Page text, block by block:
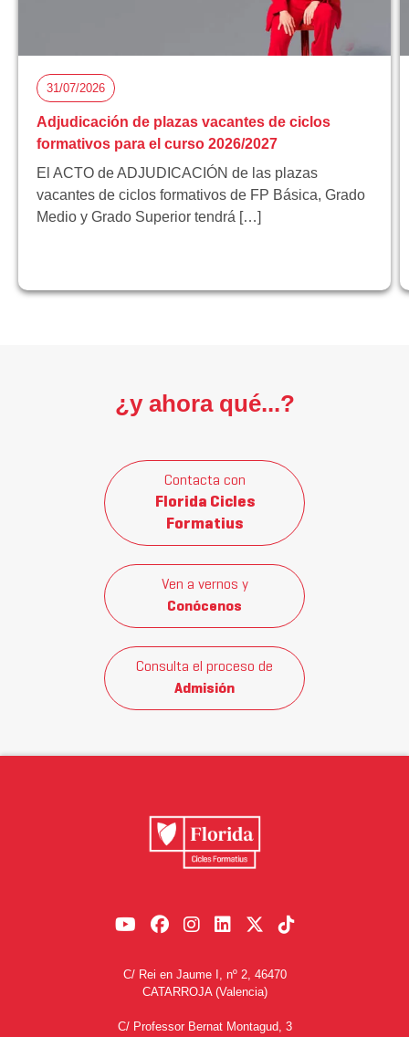
31/07/2026
Adjudicación de plazas vacantes de ciclos
formativos para el curso 2026/2027
El ACTO de ADJUDICACIÓN de las plazas
vacantes de ciclos formativos de FP Básica, Grado
Medio y Grado Superior tendrá […]
¿y ahora qué...?
Contacta con
Florida Cicles
Formatius
Ven a vernos y
Conócenos
Consulta el proceso de
Admisión
C/ Rei en Jaume I, nº 2, 46470
CATARROJA (Valencia)
C/ Professor Bernat Montagud, 3